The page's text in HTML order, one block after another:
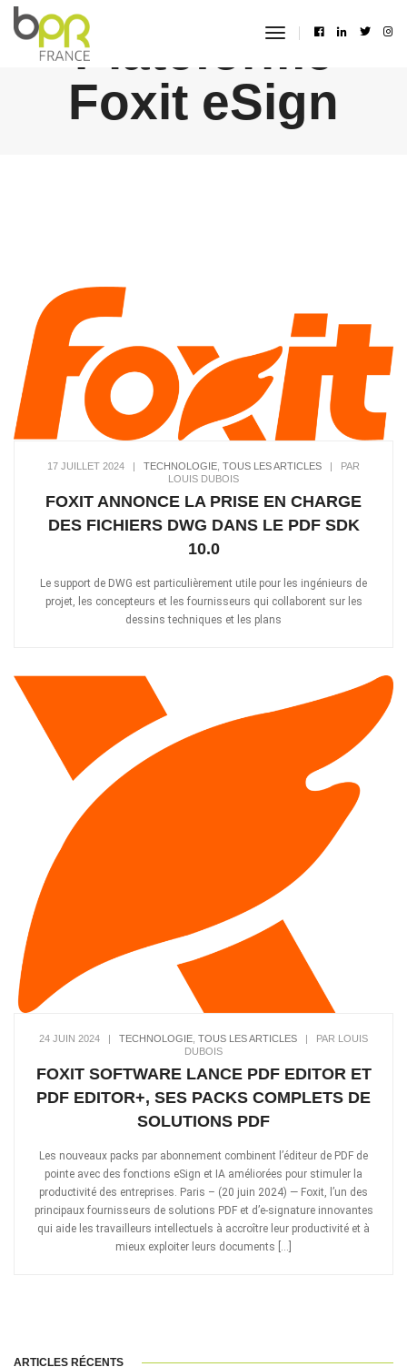
toggle
Plateforme
Foxit eSign
17 JUILLET 2024 | TECHNOLOGIE TOUS LES ARTICLES | PAR
LOUIS DUBOIS
FOXIT ANNONCE LA PRISE EN CHARGE
DES FICHIERS DWG DANS LE PDF SDK
10.0
Le support de DWG est particulièrement utile pour les ingénieurs de
projet, les concepteurs et les fournisseurs qui collaborent sur les
dessins techniques et les plans
24 JUIN 2024 TECHNOLOGIE, TOUS LES ARTICLES
PAR LOUIS
DUBOIS
FOXIT SOFTWARE LANCE PDF EDITOR ET
PDF EDITOR+, SES PACKS COMPLETS DE
SOLUTIONS PDF
Les nouveaux packs par abonnement combinent l’éditeur de PDF de
pointe avec des fonctions eSign et IA améliorées pour stimuler la
productivité des entreprises. Paris – (20 juin 2024) — Foxit, l’un des
principaux fournisseurs de solutions PDF et d’e-signature innovantes
qui aide les travailleurs intellectuels à accroître leur productivité et à
mieux exploiter leurs documents […]
ARTICLES RÉCENTS